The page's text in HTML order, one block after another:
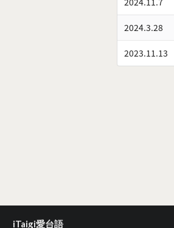
2024.3.28
2023.11.13
iTaigi愛台語